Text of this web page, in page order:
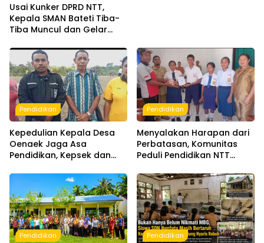
Usai Kunker DPRD NTT,
Kepala SMAN Bateti Tiba-
Tiba Muncul dan Gelar
Pertanyakan Hak 15 Persen
yang Belum Dibayar
Pendidikan
Kepedulian Kepala Desa
Oenaek Jaga Asa
Pendidikan, Kepsek dan
Pendidikan
Menyalakan Harapan dari
Perbatasan, Komunitas
Peduli Pendidikan NTT
1 Amfoang Timur
Pendidikan Pendidikan